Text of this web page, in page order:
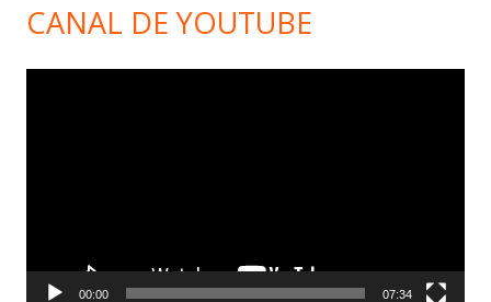
CANAL DE YOUTUBE
00:00 07:34